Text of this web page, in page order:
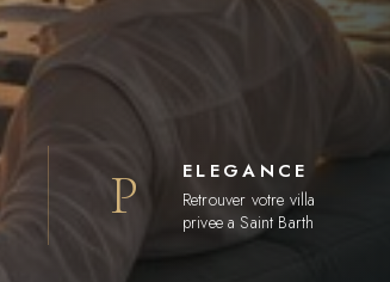
P ELEGANCE
Retrouver votre villa
privee a Saint Barth